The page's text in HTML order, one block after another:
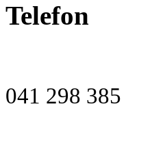
Telefon
041 298 385